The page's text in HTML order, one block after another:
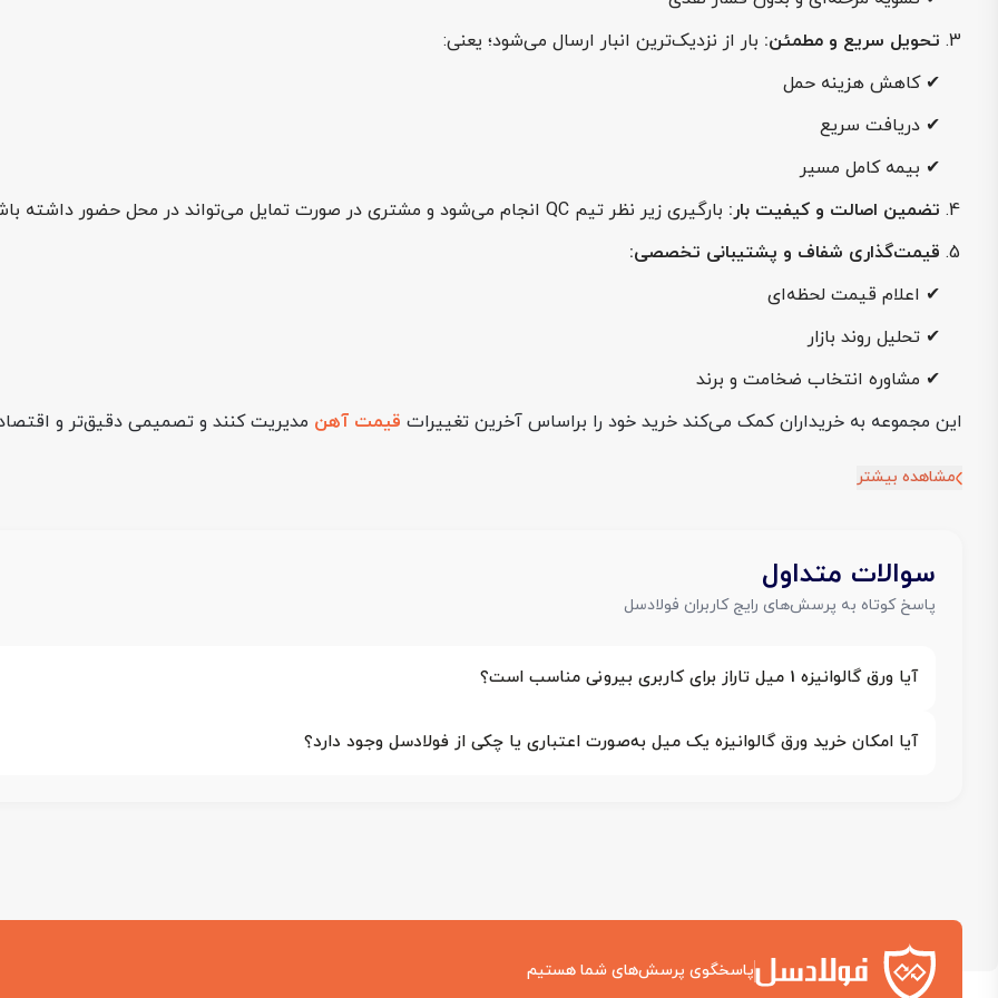
تحویل سریع و مطمئن: بار از نزدیک‌ترین انبار ارسال می‌شود؛ یعنی:
✔ کاهش هزینه حمل
✔ دریافت سریع
✔ بیمه کامل مسیر
تضمین اصالت و کیفیت بار: بارگیری زیر نظر تیم QC انجام می‌شود و مشتری در صورت تمایل می‌تواند در محل حضور داشته باشد.
قیمت‌گذاری شفاف و پشتیبانی تخصصی:
✔ اعلام قیمت لحظه‌ای
✔ تحلیل روند بازار
✔ مشاوره انتخاب ضخامت و برند
این مجموعه به خریداران کمک می‌کند خرید خود را براساس آخرین تغییرات قیمت آهن مدیریت کنند و تصمیمی دقیق‌تر و
مشاهده بیشتر
سوالات متداول
پاسخ کوتاه به پرسش‌های رایج کاربران فولادسل
آیا ورق گالوانیزه 1 میل تاراز برای کاربری بیرونی مناسب است؟
آیا امکان خرید ورق گالوانیزه یک میل به‌صورت اعتباری یا چکی از فولادسل وجود دارد؟
پاسخگوی پرسش‌های شما هستیم